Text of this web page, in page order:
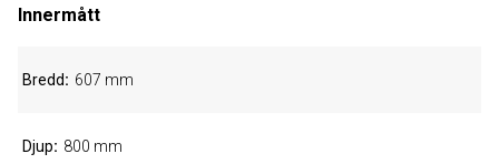
Innermått
Bredd 607 mm
Djup 800 mm